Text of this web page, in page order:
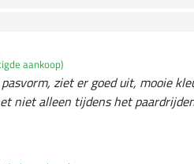
aankoop)
ziet er goed uit, mooie
niet alleen tijdens het